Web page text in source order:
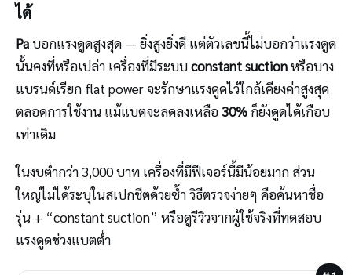
ได้
Paบอกแรงดูดสูงสุด — ยิ่งสูงยิ่งดี แต่ตัวเลขนี้ไม่บอกว่าแรงดูด
นั้นคงที่หรือเปล่า เครื่องที่มีระบบconstant suctionหรือบาง
แบรนด์เรียก flat power จะรักษาแรงดูดไว้ใกล้เคียงค่าสูงสุด
ตลอดการใช้งาน แม้แบตจะลดลงเหลือ 30% ก็ยังดูดได้เกือบ
เท่าเดิม
ในงบต่ำกว่า 3,000 บาท เครื่องที่มีฟีเจอร์นี้มีน้อยมาก ส่วน
ใหญ่ไม่ได้ระบุในสเปกชีตด้วยซ้ำ วิธีตรวจง่ายๆ คือค้นหาชื่อ
รุ่น + “constant suction” หรือดูรีวิวจากผู้ใช้จริงที่ทดสอบ
แรงดูดช่วงแบตต่ำ